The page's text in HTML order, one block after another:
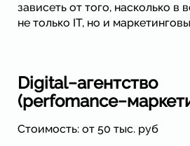
зависеть от того, насколько в
не только IT, но и
Digital−агентство
Стоимость: от 50 тыс. руб